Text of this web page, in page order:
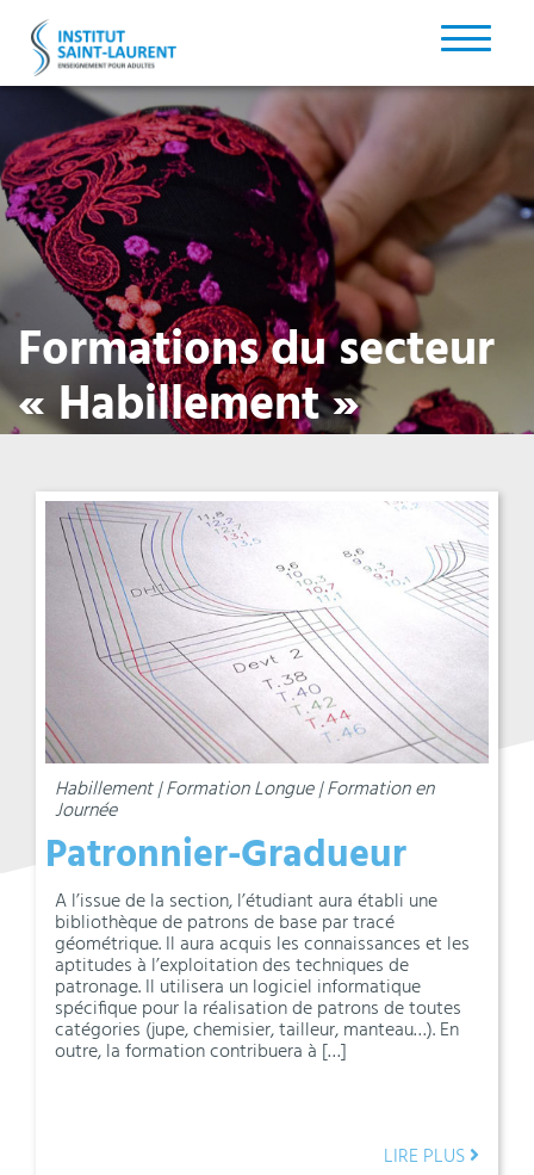
Formations du secteur
« Habillement »
Habillement | Formation Longue | Formation en
Journée
Patronnier-Gradueur
A l’issue de la section, l’étudiant aura établi une
bibliothèque de patrons de base par tracé
géométrique. Il aura acquis les connaissances et les
aptitudes à l’exploitation des techniques de
patronage. Il utilisera un logiciel informatique
spécifique pour la réalisation de patrons de toutes
catégories (jupe, chemisier, tailleur, manteau…). En
outre, la formation contribuera à […]
LIRE PLUS